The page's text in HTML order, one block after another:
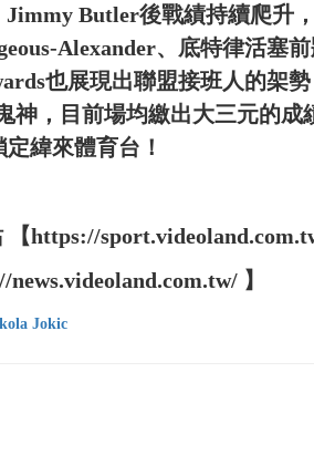
Jimmy Butler後戰績持續爬升
Alexander、底特律活塞
也展現出聯盟接班人的架
神，目前場均繳出大三元的成
緯來體育台！
https://
】
Jokic